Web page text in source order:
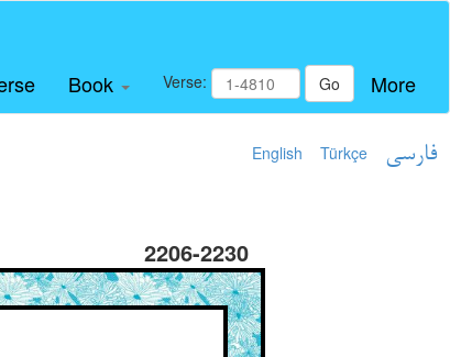
Book Verse: Go More
English Türkçe فارسی
2206-2230